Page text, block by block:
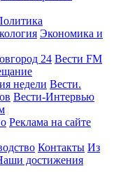
Экономика и
24 Вести FM
недели Вести.
Вести-Интервью
Реклама на сайте
Контакты Из
достижения